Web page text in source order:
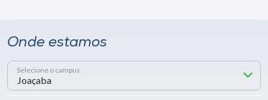
Onde estamos
Selecione o campus